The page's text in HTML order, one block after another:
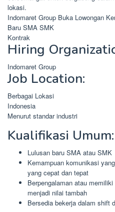
lokasi.
Indomaret Group Buka Lowongan
Baru SMA SMK
Kontrak
Hiring
Indomaret Group
Job Location:
Berbagai Lokasi
Indonesia
Menurut standar industri
Kualifikasi Umum:
Lulusan baru SMA atau SMK
Kemampuan komunikasi
yang cepat dan tepat
Berpengalaman atau
menjadi nilai tambah
Bersedia bekerja dalam shift